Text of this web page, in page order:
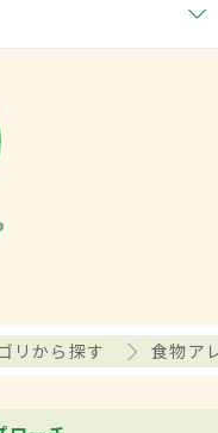
リから探す 食物ア